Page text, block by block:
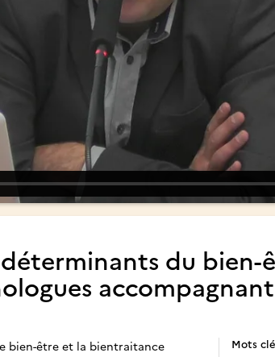
du bien-
bien-être et la bientraitance
Mots